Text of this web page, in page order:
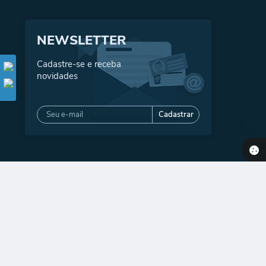
NEWSLETTER
Cadastre-se e receba
novidades
Cadastrar